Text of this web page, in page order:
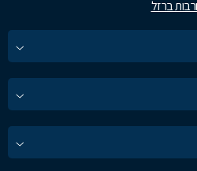
ברזל